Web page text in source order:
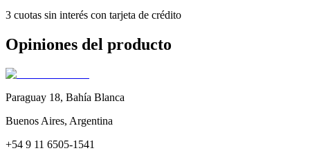
3 cuotas sin interés con tarjeta de crédito
Opiniones del producto
Paraguay 18, Bahía Blanca
Buenos Aires, Argentina
+54 9 11 6505-1541